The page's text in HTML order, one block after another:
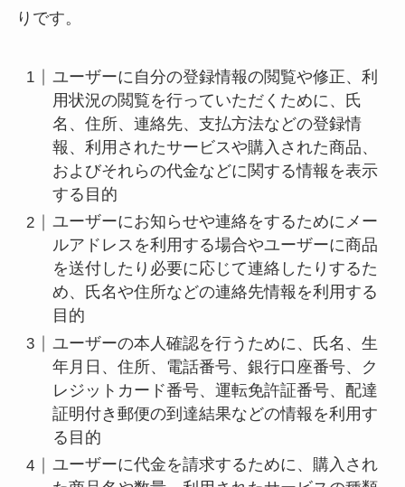
りです。
ユーザーに自分の登録情報の閲覧や修正、利
用状況の閲覧を行っていただくために、氏
名、住所、連絡先、支払方法などの登録情
報、利用されたサービスや購入された商品、
およびそれらの代金などに関する情報を表示
する目的
ユーザーにお知らせや連絡をするためにメー
ルアドレスを利用する場合やユーザーに商品
を送付したり必要に応じて連絡したりするた
め、氏名や住所などの連絡先情報を利用する
目的
ユーザーの本人確認を行うために、氏名、生
年月日、住所、電話番号、銀行口座番号、ク
レジットカード番号、運転免許証番号、配達
証明付き郵便の到達結果などの情報を利用す
る目的
ユーザーに代金を請求するために、購入され